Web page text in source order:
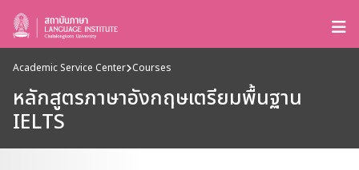
Academic Service Center Courses
หลักสูตรภาษาอังกฤษเตรียมพื้นฐาน
IELTS